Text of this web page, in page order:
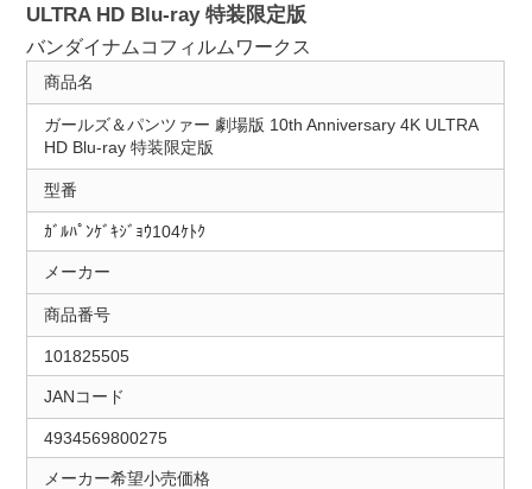
ULTRA HD Blu-ray 特装限定版
バンダイナムコフィルムワークス
商品名
ガールズ＆パンツァー 劇場版 10th Anniversary 4K ULTRA
HD Blu-ray 特装限定版
型番
ｶﾞﾙﾊﾟﾝｹﾞｷｼﾞｮｳ104ｹﾄｸ
メーカー
商品番号
101825505
JANコード
4934569800275
メーカー希望小売価格